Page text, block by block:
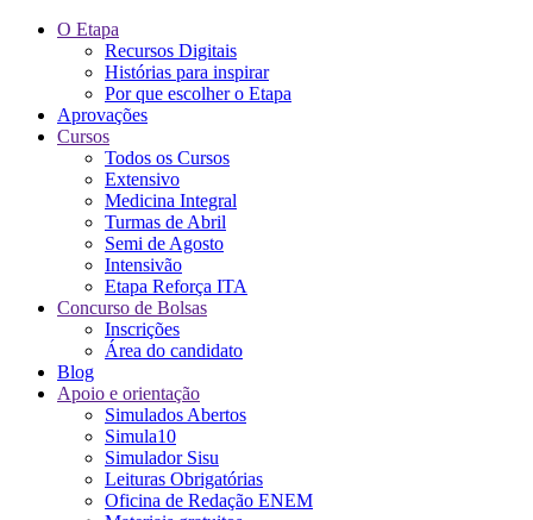
O Etapa
Recursos Digitais
Histórias para inspirar
Por que escolher o Etapa
Aprovações
Cursos
Todos os Cursos
Extensivo
Medicina Integral
Turmas de Abril
Semi de Agosto
Intensivão
Etapa Reforça ITA
Concurso de Bolsas
Inscrições
Área do candidato
Blog
Apoio e orientação
Simulados Abertos
Simula10
Simulador Sisu
Leituras Obrigatórias
Oficina de Redação ENEM